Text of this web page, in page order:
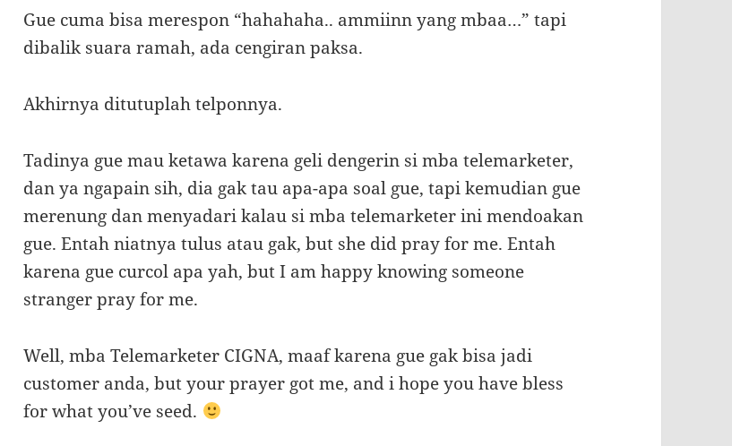
Gue cuma bisa merespon “hahahaha.. ammiinn yang mbaa…” tapi
dibalik suara ramah, ada cengiran paksa.
Akhirnya ditutuplah telponnya.
Tadinya gue mau ketawa karena geli dengerin si mba telemarketer,
dan ya ngapain sih, dia gak tau apa-apa soal gue, tapi kemudian gue
merenung dan menyadari kalau si mba telemarketer ini mendoakan
gue. Entah niatnya tulus atau gak, but she did pray for me. Entah
karena gue curcol apa yah, but I am happy knowing someone
stranger pray for me.
Well, mba Telemarketer CIGNA, maaf karena gue gak bisa jadi
customer anda, but your prayer got me, and i hope you have bless
for what you’ve seed.